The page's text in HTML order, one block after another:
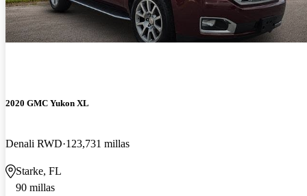
2020 GMC Yukon XL
Denali RWD 123,731 millas
Starke, FL
90 millas